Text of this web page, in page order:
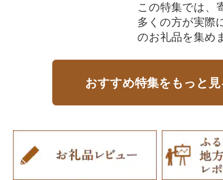
この特集では、
多くの方が実際
のお礼品を集め
おすすめ特集をもっと